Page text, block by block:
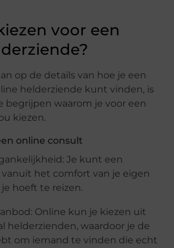
voor een
op de details van hoe je een
helderziende kunt vinden, is
waarom je voor een
kiezen.
online consult
Je kunt een
het comfort van je eigen
hoeft te reizen.
Online kun je kiezen uit
helderzienden, waardoor je de
om iemand te vinden die echt